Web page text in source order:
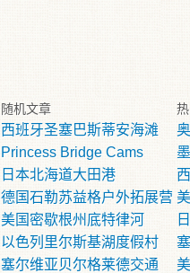
随机文章
西班牙圣塞巴斯蒂安海滩
Princess Bridge Cams
日本北海道大田港
德国石勒苏益格户外拓展营
美国密歇根州底特律河
以色列里尔斯基湖度假村
塞尔维亚贝尔格莱德交通